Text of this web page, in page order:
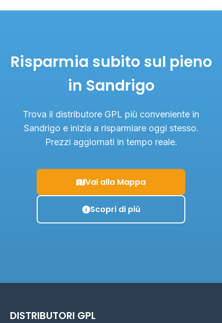
Risparmia subito sul pieno
in Sandrigo
Trova il distributore GPL più conveniente in
Sandrigo e inizia a risparmiare oggi stesso.
Prezzi aggiornati in tempo reale.
Vai alla Mappa
Scopri di più
DISTRIBUTORI GPL